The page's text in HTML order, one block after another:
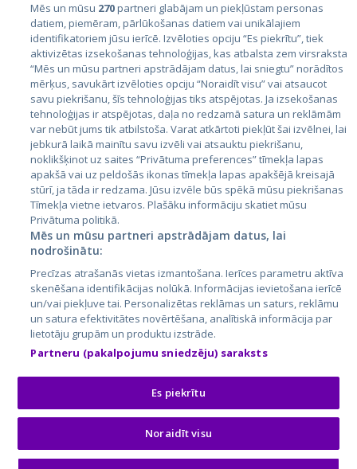
Страны
Эстония
Латвия
Литва
City24.lv
City24.ee
GetaPro.lv
GetaPro.ee
Skelbiu.lt
Autoplius.lt
Aruodas.lt
CVbankas.lt
Kainos.lt
Paslaugos.lt
auto24.ee
Osta.ee
KuldneBörs.ee
© 2026 GetaPro. Все права защищены.
Mēs un mūsu 270partneri glabājam un piekļūstam personas
datiem, piemēram, pārlūkošanas datiem vai unikālajiem
identifikatoriem jūsu ierīcē. Izvēloties opciju “Es piekrītu”, tiek
aktivizētas izsekošanas tehnoloģijas, kas atbalsta zem virsraksta
“Mēs un mūsu partneri apstrādājam datus, lai sniegtu” norādītos
mērķus, savukārt izvēloties opciju “Noraidīt visu” vai atsaucot
savu piekrišanu, šīs tehnoloģijas tiks atspējotas. Ja izsekošanas
tehnoloģijas ir atspējotas, daļa no redzamā satura un reklāmām
var nebūt jums tik atbilstoša. Varat atkārtoti piekļūt šai izvēlnei, lai
jebkurā laikā mainītu savu izvēli vai atsauktu piekrišanu,
noklikšķinot uz saites “Privātuma preferences” tīmekļa lapas
apakšā vai uz peldošās ikonas tīmekļa lapas apakšējā kreisajā
stūrī, ja tāda ir redzama. Jūsu izvēle būs spēkā mūsu piekrišanas
Tīmekļa vietne ietvaros. Plašāku informāciju skatiet mūsu
Privātuma politikā.
Mēs un mūsu partneri apstrādājam datus, lai
nodrošinātu:
Precīzas atrašanās vietas izmantošana. Ierīces parametru aktīva
skenēšana identifikācijas nolūkā. Informācijas ievietošana ierīcē
un/vai piekļuve tai. Personalizētas reklāmas un saturs, reklāmu
un satura efektivitātes novērtēšana, analītiskā informācija par
lietotāju grupām un produktu izstrāde.
Partneru (pakalpojumu sniedzēju) saraksts
Es piekrītu
Noraidīt visu